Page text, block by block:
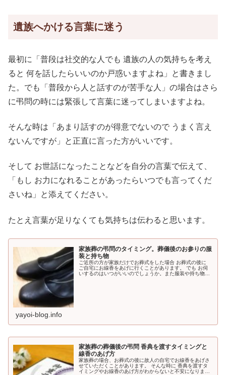
遺族へかける言葉に迷う
最初に「普段は社交的な人でも 遺族の人の気持ちを考え
ると 何を話したらいいのか戸惑いますよね」と書きまし
た。でも「普段から人と話すのが苦手な人」の場合はさら
に弔問の時には緊張して言葉に迷ってしまいますよね。
そんな時は「あまり話すのが得意でないので うまく言え
ないんですが」と正直に言った方がいいです。
そして お世話になったことなどを自分の言葉で伝えて、
「もし お力になれることがあったらいつでも言ってくだ
さいね」と添えてください。
たとえ言葉が足りなくても気持ちは伝わると思います。
家族葬の弔問のタイミング。葬儀後のお参りの服
装と持ち物
ご近所の方が家族だけでお葬式をした場合 お葬式の後に
ご自宅にお線香をあげに行くことがあります。 でも お伺
いするのはいつがいいのでしょうか。また服装や持ち物は
yayoi-blog.info
家族葬の葬儀後の弔問 香典を渡すタイミングと
線香のあげ方
家族葬の場合、お葬式の後に故人の自宅でお線香をあげさ
せていただくことがあります。 そんな時に 香典を渡すタ
イミングやお線香のあげ方がわからないと不安になります